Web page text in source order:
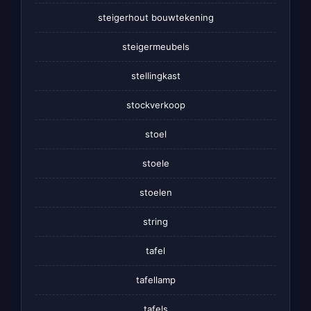
steigerhout bouwtekening
steigermeubels
stellingkast
stockverkoop
stoel
stoele
stoelen
string
tafel
tafellamp